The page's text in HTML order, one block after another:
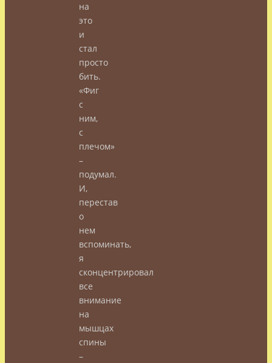
на
это
и
стал
просто
бить.
«Фиг
с
ним,
с
плечом»
–
подумал.
И,
перестав
о
нем
вспоминать,
я
сконцентрировал
все
внимание
на
мышцах
спины
–